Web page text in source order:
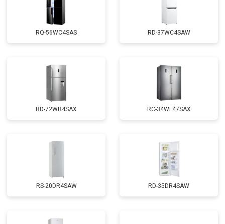
RQ-56WC4SAS RD-37WC4SAW
RD-72WR4SAX RС-34WL47SAX
RS-20DR4SAW RD-35DR4SAW